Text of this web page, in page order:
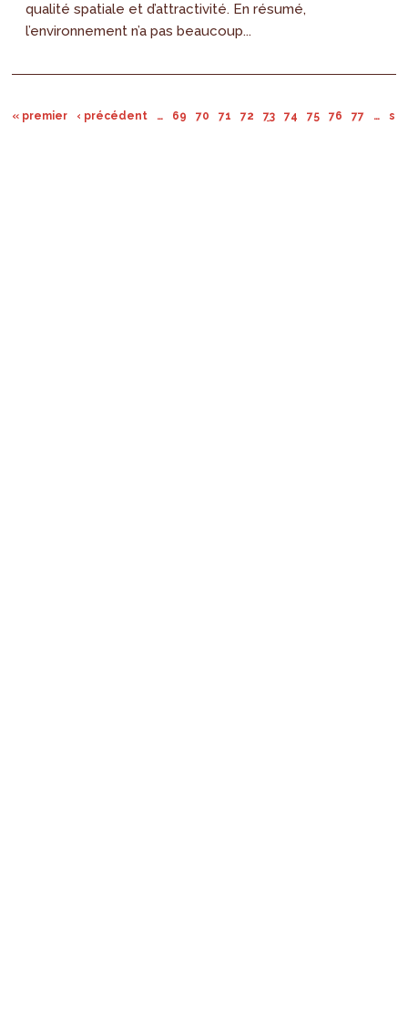
qualité spatiale et d’attractivité. En résumé,
l’environnement n’a pas beaucoup...
« premier ‹ précédent … 69 70 71 72 73 74 75 76 77 …